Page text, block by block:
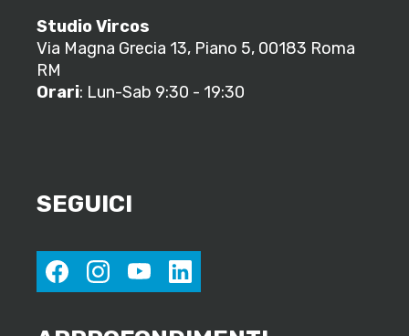
Studio Vircos
Via Magna Grecia 13, Piano 5, 00183 Roma
RM
Orari: Lun-Sab 9:30 - 19:30
SEGUICI
facebookinstagramyoutubelinkedin